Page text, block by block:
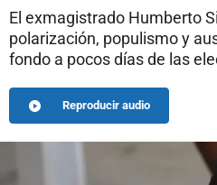
El exmagistrado Humberto
polarización, populismo y
fondo a pocos días de las
Reproducir audio